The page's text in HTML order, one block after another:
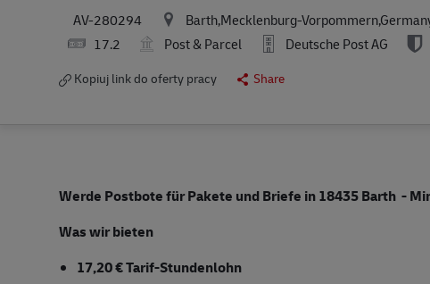
AV-280294 Barth,Mecklenburg-
17.2
Post & Parcel Deutsche Post AG
Kopiuj link do oferty pracy Share
Werde Postbote für Pakete und Briefe in 18435 Barth -
Was wir bieten
17,20 € Tarif-Stundenlohn